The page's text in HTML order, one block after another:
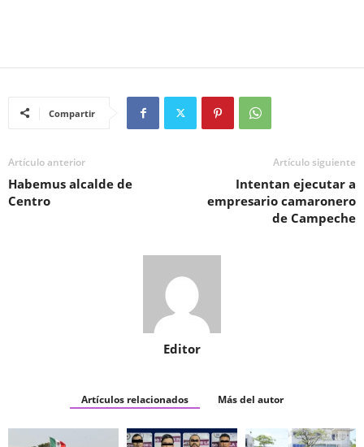
Compartir
Artículo anterior
Habemus alcalde de
Centro
Artículo siguiente
Intentan ejecutar a
empresario camaronero
de Campeche
Editor
Artículos relacionados Más del autor